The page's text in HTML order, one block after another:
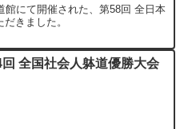
館にて開催された、第58回 全日本
きました。
全国社会人躰道優勝大会